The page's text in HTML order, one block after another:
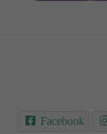
Facebook